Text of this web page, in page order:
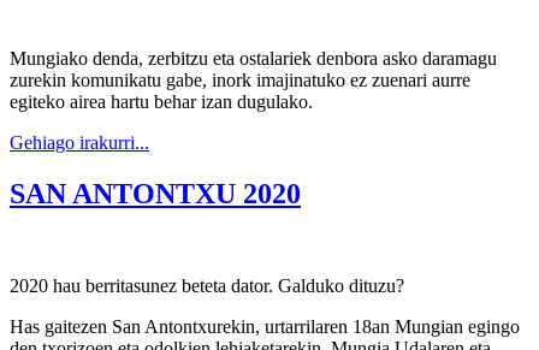
Mungiako denda, zerbitzu eta ostalariek denbora asko daramagu
zurekin komunikatu gabe, inork imajinatuko ez zuenari aurre
egiteko airea hartu behar izan dugulako.
Gehiago irakurri...
SAN ANTONTXU 2020
2020 hau berritasunez beteta dator. Galduko dituzu?
Has gaitezen San Antontxurekin, urtarrilaren 18an Mungian egingo